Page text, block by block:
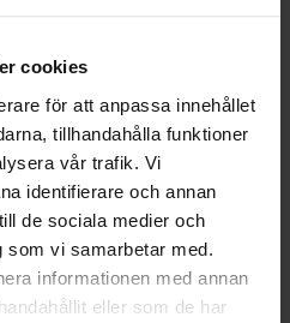
cookies
för att anpassa innehållet
tillhandahålla funktioner
vår trafik. Vi
identifierare och annan
de sociala medier och
som vi samarbetar med.
informationen med annan
eller som de har